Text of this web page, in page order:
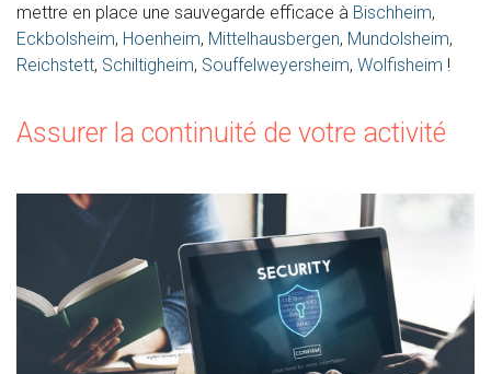
mettre en place une sauvegarde efficace à Bischheim,
Eckbolsheim, Hoenheim, Mittelhausbergen, Mundolsheim,
Reichstett, Schiltigheim, Souffelweyersheim, Wolfisheim !
Assurer la continuité de votre activité